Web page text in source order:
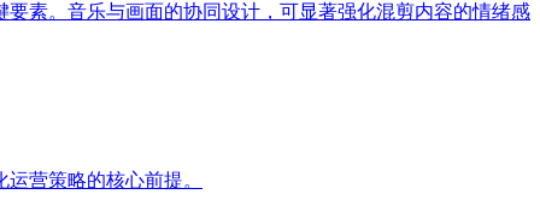
素。音乐与画面的协同设计，可显著强化混剪内容的情绪感
营策略的核心前提。